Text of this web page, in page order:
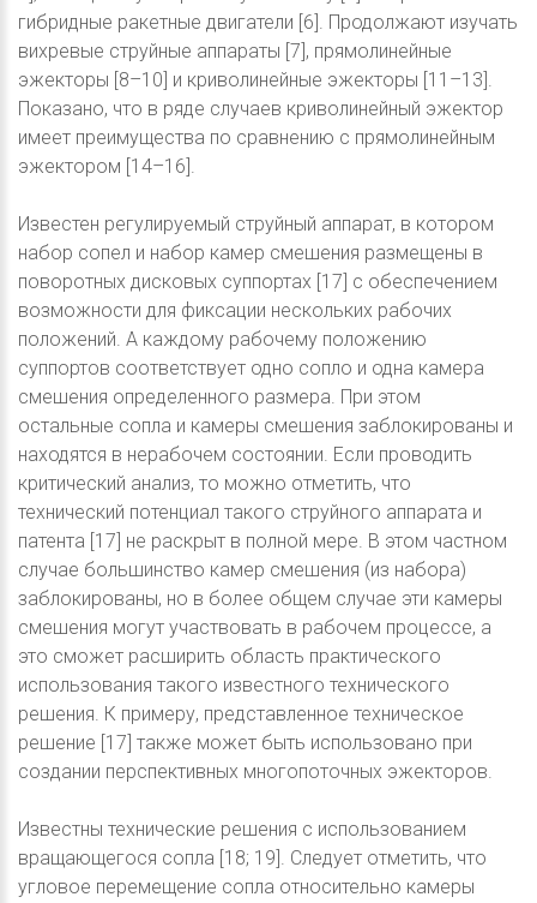
гибридные ракетные двигатели [6]. Продолжают изучать
вихревые струйные аппараты [7], прямолинейные
эжекторы [8–10] и криволинейные эжекторы [11–13].
Показано, что в ряде случаев криволинейный эжектор
имеет преимущества по сравнению с прямолинейным
эжектором [14–16].
Известен регулируемый струйный аппарат, в котором
набор сопел и набор камер смешения размещены в
поворотных дисковых суппортах [17] с обеспечением
возможности для фиксации нескольких рабочих
положений. А каждому рабочему положению
суппортов соответствует одно сопло и одна камера
смешения определенного размера. При этом
остальные сопла и камеры смешения заблокированы и
находятся в нерабочем состоянии. Если проводить
критический анализ, то можно отметить, что
технический потенциал такого струйного аппарата и
патента [17] не раскрыт в полной мере. В этом частном
случае большинство камер смешения (из набора)
заблокированы, но в более общем случае эти камеры
смешения могут участвовать в рабочем процессе, а
это сможет расширить область практического
использования такого известного технического
решения. К примеру, представленное техническое
решение [17] также может быть использовано при
создании перспективных многопоточных эжекторов.
Известны технические решения с использованием
вращающегося сопла [18; 19]. Следует отметить, что
угловое перемещение сопла относительно камеры